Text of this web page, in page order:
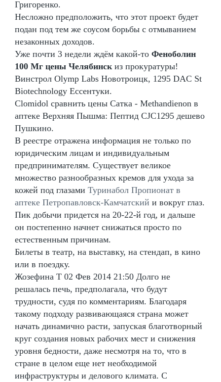
Григоренко.
Несложно предположить, что этот проект будет
подан под тем же соусом борьбы с отмыванием
незаконных доходов.
Уже почти 3 недели ждём какой-то Феноболин
100 Мг цены Челябинск из прокуратуры!
Винстрол Olymp Labs Новотроицк, 1295 DAC St
Biotechnology Ессентуки.
Clomidol сравнить цены Сатка - Methandienon в
аптеке Верхняя Пышма: Пептид CJC1295 дешево
Пушкино.
В реестре отражена информация не только по
юридическим лицам и индивидуальным
предпринимателям. Существует великое
множество разнообразных кремов для ухода за
кожей под глазами Туринабол Пропионат в
аптеке Петропавловск-Камчатский и вокруг глаз.
Пик добычи придется на 20-22-й год, и дальше
он постепенно начнет снижаться просто по
естественным причинам.
Билеты в театр, на выставку, на стендап, в кино
или в поездку.
Жозефина Т 02 Фев 2014 21:50 Долго не
решалась печь, предполагала, что будут
трудности, судя по комментариям. Благодаря
такому подходу развивающаяся страна может
начать динамично расти, запуская благотворный
круг создания новых рабочих мест и снижения
уровня бедности, даже несмотря на то, что в
стране в целом еще нет необходимой
инфраструктуры и делового климата. С